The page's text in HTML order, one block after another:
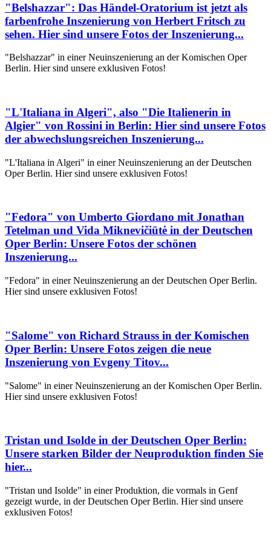
"Belshazzar": Das Händel-Oratorium ist jetzt als
farbenfrohe Inszenierung von Herbert Fritsch zu
sehen. Hier sind unsere Fotos der Inszenierung...
"Belshazzar" in einer Neuinszenierung an der Komischen Oper
Berlin. Hier sind unsere exklusiven Fotos!
"L'Italiana in Algeri", also "Die Italienerin in
Algier" von Rossini in Berlin: Hier sind unsere Fotos
der abwechslungsreichen Inszenierung...
"L'Italiana in Algeri" in einer Neuinszenierung an der Deutschen
Oper Berlin. Hier sind unsere exklusiven Fotos!
"Fedora" von Umberto Giordano mit Jonathan
Tetelman und Vida Miknevičiūtė in der Deutschen
Oper Berlin: Unsere Fotos der schönen
Inszenierung...
"Fedora" in einer Neuinszenierung an der Deutschen Oper Berlin.
Hier sind unsere exklusiven Fotos!
"Salome" von Richard Strauss in der Komischen
Oper Berlin: Unsere Fotos zeigen die neue
Inszenierung von Evgeny Titov...
"Salome" in einer Neuinszenierung an der Komischen Oper Berlin.
Hier sind unsere exklusiven Fotos!
Tristan und Isolde in der Deutschen Oper Berlin:
Unsere starken Bilder der Neuproduktion finden Sie
hier...
"Tristan und Isolde" in einer Produktion, die vormals in Genf
gezeigt wurde, in der Deutschen Oper Berlin. Hier sind unsere
exklusiven Fotos!